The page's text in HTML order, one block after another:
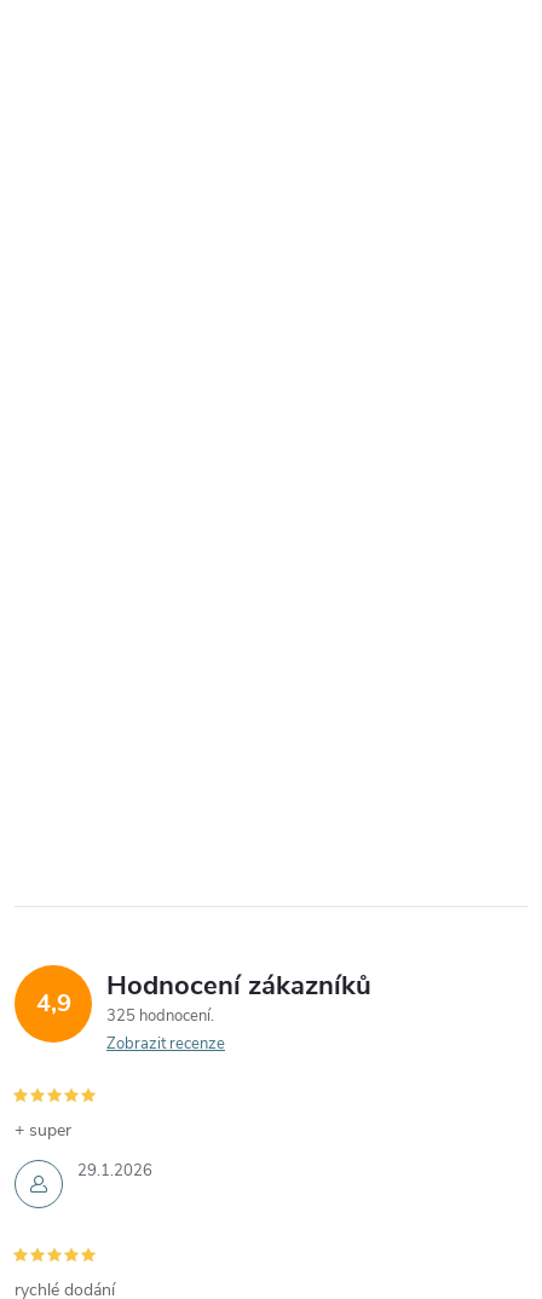
4,9 Hodnocení zákazníků
325 hodnocení
Zobrazit recenze
29.1.2026
+ super
rychlé dodání